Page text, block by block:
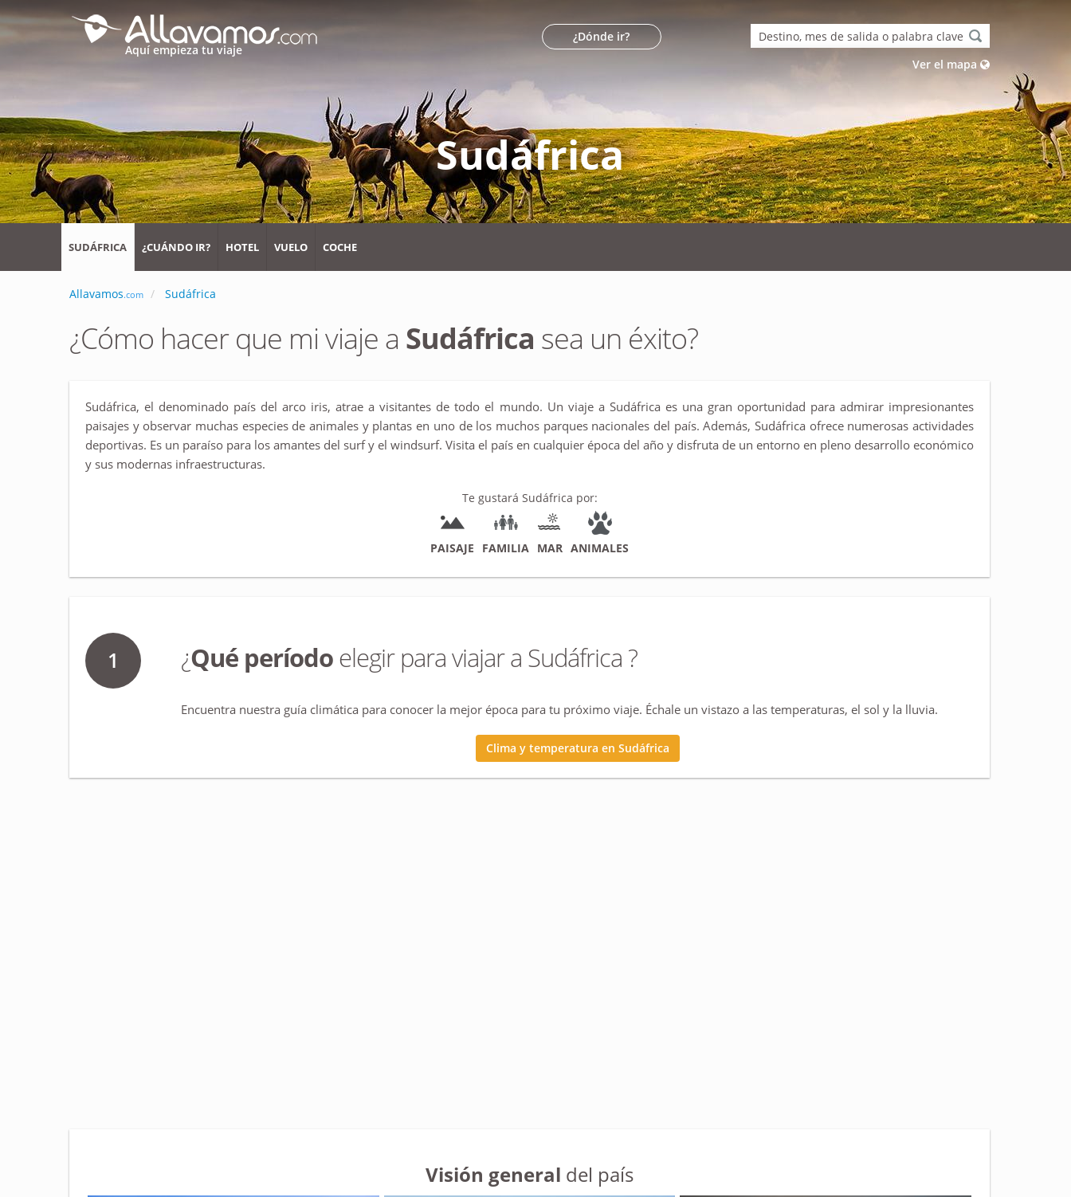
¿Dónde ir?
Ver el mapa
Aquí empieza tu viaje
Sudáfrica
SUDÁFRICA ¿CUÁNDO IR? HOTEL VUELO COCHE
Allavamos.com Sudáfrica
¿Cómo hacer que mi viaje a Sudáfrica sea un éxito?
Sudáfrica, el denominado país del arco iris, atrae a visitantes de todo el mundo. Un viaje a Sudáfrica es una gran oportunidad para admirar impresionantes
paisajes y observar muchas especies de animales y plantas en uno de los muchos parques nacionales del país. Además, Sudáfrica ofrece numerosas actividades
deportivas. Es un paraíso para los amantes del surf y el windsurf. Visita el país en cualquier época del año y disfruta de un entorno en pleno desarrollo económico
y sus modernas infraestructuras.
Te gustará Sudáfrica por:
PAISAJE FAMILIA MAR ANIMALES
1 ¿Qué períodoelegir para viajar a Sudáfrica ?
Encuentra nuestra guía climática para conocer la mejor época para tu próximo viaje. Échale un vistazo a las temperaturas, el sol y la lluvia.
Clima y temperatura en Sudáfrica
Visión general del país